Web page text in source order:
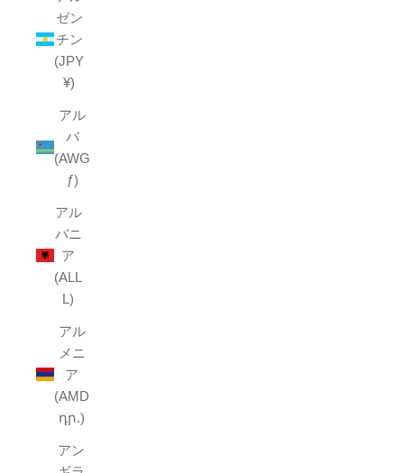
ゼン
チン
(JPY
¥)
アル
バ
(AWG
ƒ)
アル
バニ
ア
(ALL
L)
アル
メニ
ア
(AMD
դր.)
アン